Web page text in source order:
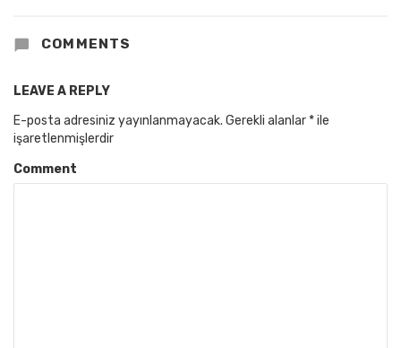
COMMENTS
LEAVE A REPLY
E-posta adresiniz yayınlanmayacak. Gerekli alanlar *ile
işaretlenmişlerdir
Comment